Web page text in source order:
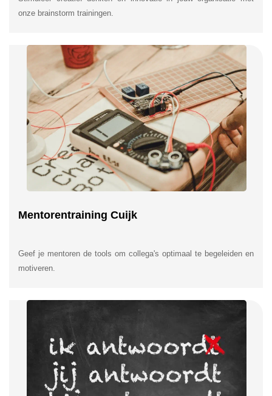
onze brainstorm trainingen.
Mentorentraining Cuijk
Geef je mentoren de tools om collega's optimaal te begeleiden en
motiveren.